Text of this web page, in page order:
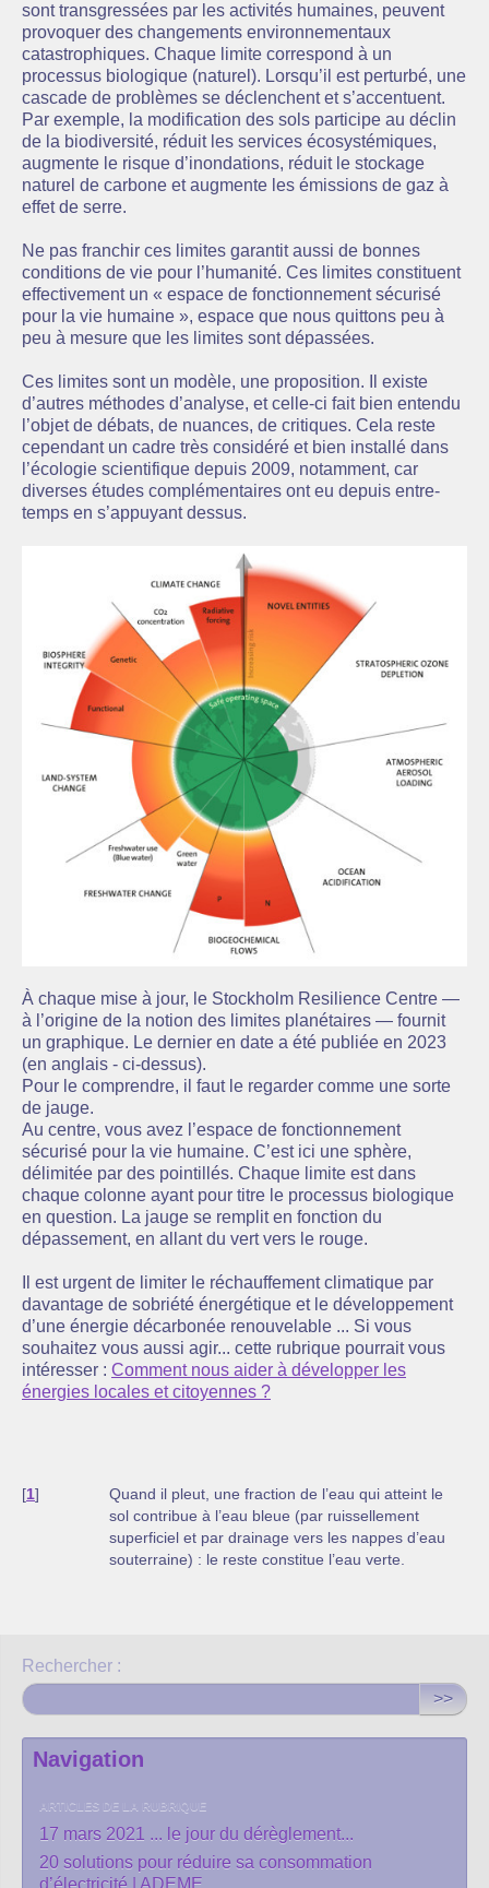
sont transgressées par les activités humaines, peuvent
provoquer des changements environnementaux
catastrophiques. Chaque limite correspond à un
processus biologique (naturel). Lorsqu’il est perturbé, une
cascade de problèmes se déclenchent et s’accentuent.
Par exemple, la modification des sols participe au déclin
de la biodiversité, réduit les services écosystémiques,
augmente le risque d’inondations, réduit le stockage
naturel de carbone et augmente les émissions de gaz à
effet de serre.
Ne pas franchir ces limites garantit aussi de bonnes
conditions de vie pour l’humanité. Ces limites constituent
effectivement un « espace de fonctionnement sécurisé
pour la vie humaine », espace que nous quittons peu à
peu à mesure que les limites sont dépassées.
Ces limites sont un modèle, une proposition. Il existe
d’autres méthodes d’analyse, et celle-ci fait bien entendu
l’objet de débats, de nuances, de critiques. Cela reste
cependant un cadre très considéré et bien installé dans
l’écologie scientifique depuis 2009, notamment, car
diverses études complémentaires ont eu depuis entre-
temps en s’appuyant dessus.
À chaque mise à jour, le Stockholm Resilience Centre —
à l’origine de la notion des limites planétaires — fournit
un graphique. Le dernier en date a été publiée en 2023
(en anglais - ci-dessus).
Pour le comprendre, il faut le regarder comme une sorte
de jauge.
Au centre, vous avez l’espace de fonctionnement
sécurisé pour la vie humaine. C’est ici une sphère,
délimitée par des pointillés. Chaque limite est dans
chaque colonne ayant pour titre le processus biologique
en question. La jauge se remplit en fonction du
dépassement, en allant du vert vers le rouge.
Il est urgent de limiter le réchauffement climatique par
davantage de sobriété énergétique et le développement
d’une énergie décarbonée renouvelable ... Si vous
souhaitez vous aussi agir... cette rubrique pourrait vous
intéresser : Comment nous aider à développer les
énergies locales et citoyennes ?
[1]
Quand il pleut, une fraction de l’eau qui atteint le
sol contribue à l’eau bleue (par ruissellement
superficiel et par drainage vers les nappes d’eau
souterraine) : le reste constitue l’eau verte.
Rechercher :
>>
Navigation
ARTICLES DE LA RUBRIQUE
17 mars 2021 ... le jour du dérèglement...
20 solutions pour réduire sa consommation